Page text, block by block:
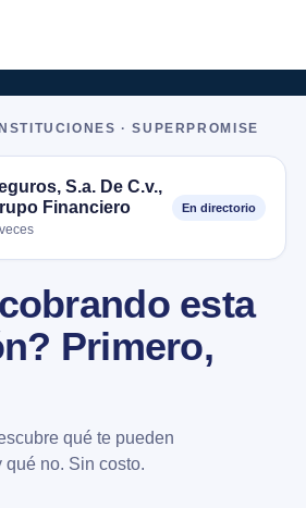
· SUPERPROMISE
S.a. De C.v.,
Financiero
En directorio
esta
Primero,
qué te pueden
no. Sin costo.